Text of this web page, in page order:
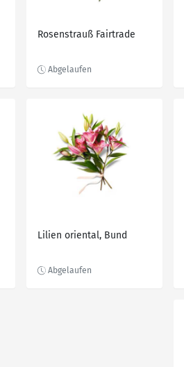
Rosenstrauß Fairtrade
Lilien oriental, Bund